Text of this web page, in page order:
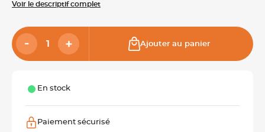
Voir le descriptif complet
Ajouter au panier
En stock
Paiement sécurisé